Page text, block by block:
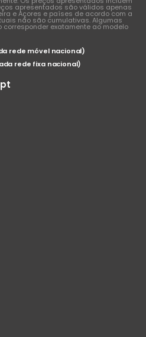
apresentados são válidos apenas
e Açores e países de acordo com a
não são cumulativas. Algumas
exatamente ao modelo
rede móvel nacional)
rede fixa nacional)